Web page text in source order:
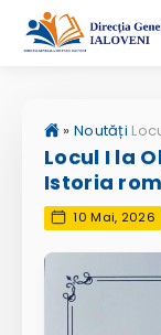
» Noutăți
Locul I la
Istoria
10 Mai, 2026